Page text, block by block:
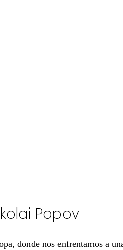
Popov
donde nos enfrentamos a